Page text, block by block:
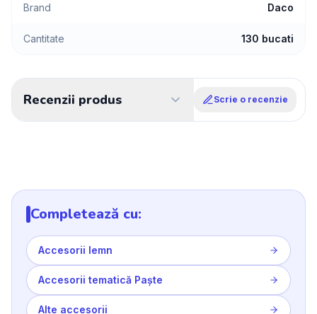
Brand Daco
Cantitate 130 bucati
Recenzii produs Scrie o recenzie
Completează cu:
Accesorii lemn
Accesorii tematică Paște
Alte accesorii